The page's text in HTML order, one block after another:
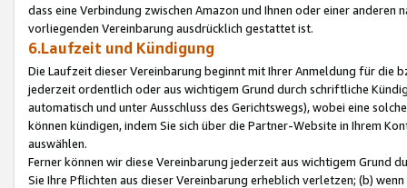
dass eine Verbindung zwischen Amazon und Ihnen oder einer
vorliegenden Vereinbarung ausdrücklich gestattet ist.
6.Laufzeit und Kündigung
Die Laufzeit dieser Vereinbarung beginnt mit Ihrer Anmeldung für die
jederzeit ordentlich oder aus wichtigem Grund durch schriftliche
automatisch und unter Ausschluss des Gerichtswegs), wobei eine
können kündigen, indem Sie sich über die Partner-Website in Ihrem
auswählen.
Ferner können wir diese Vereinbarung jederzeit aus wichtigem Grund
Sie Ihre Pflichten aus dieser Vereinbarung erheblich verletzen; (b)